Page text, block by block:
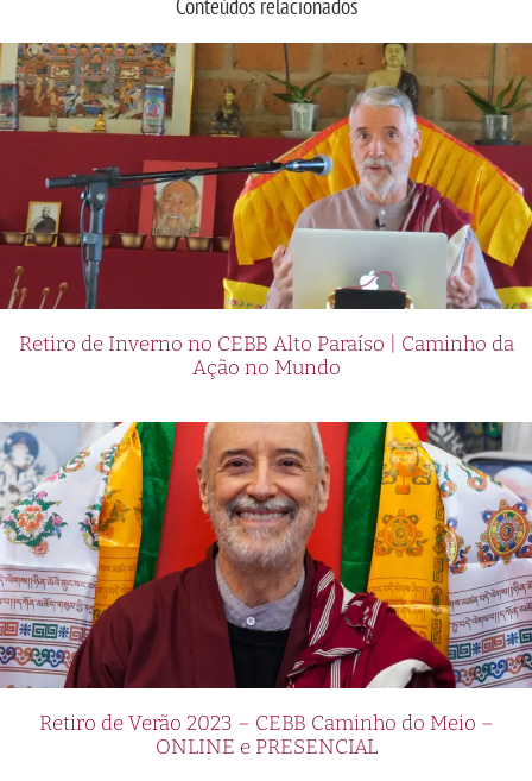
Retiro de Inverno no CEBB Alto Paraíso | Caminho da
Ação no Mundo
Retiro de Verão 2023 – CEBB Caminho do Meio –
ONLINE e PRESENCIAL